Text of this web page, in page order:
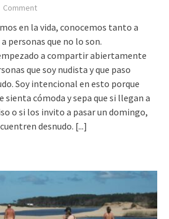
Comment
en la vida, conocemos tanto a
personas que no lo son.
a compartir abiertamente
que soy nudista y que paso
Soy intencional en esto porque
sienta cómoda y sepa que si llegan a
o si los invito a pasar un domingo,
desnudo. [...]